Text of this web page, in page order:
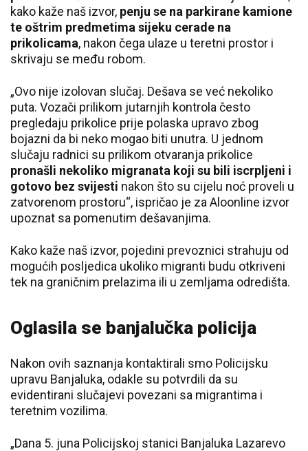
kako kaže naš izvor, penju se na parkirane kamione
te oštrim predmetima sijeku cerade na
prikolicama, nakon čega ulaze u teretni prostor i
skrivaju se među robom.
„Ovo nije izolovan slučaj. Dešava se već nekoliko
puta. Vozači prilikom jutarnjih kontrola često
pregledaju prikolice prije polaska upravo zbog
bojazni da bi neko mogao biti unutra. U jednom
slučaju radnici su prilikom otvaranja prikolice
pronašli nekoliko migranata koji su bili iscrpljeni i
gotovo bez svijesti nakon što su cijelu noć proveli u
zatvorenom prostoru“, ispričao je za Aloonline izvor
upoznat sa pomenutim dešavanjima.
Kako kaže naš izvor, pojedini prevoznici strahuju od
mogućih posljedica ukoliko migranti budu otkriveni
tek na graničnim prelazima ili u zemljama odredišta.
Oglasila se banjalučka policija
Nakon ovih saznanja kontaktirali smo Policijsku
upravu Banjaluka, odakle su potvrdili da su
evidentirani slučajevi povezani sa migrantima i
teretnim vozilima.
„Dana 5. juna Policijskoj stanici Banjaluka Lazarevo